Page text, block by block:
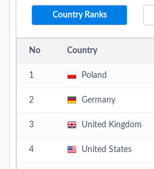
Country Ranks
No Country
1 Poland
2 Germany
3 United Kingdom
4 United States